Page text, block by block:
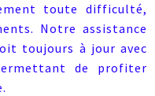
toute difficulté,
Notre assistance
toujours à jour avec
de profiter